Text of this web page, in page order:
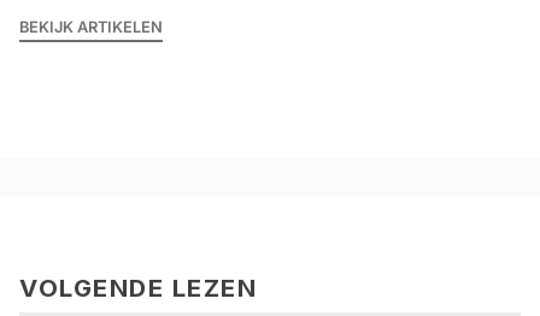
BEKIJK ARTIKELEN
VOLGENDE LEZEN